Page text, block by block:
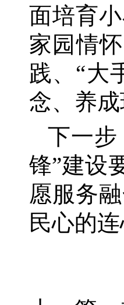
面培育
家园情
践、“大
念、养成
下一步
锋”建设
愿服务
民心的连